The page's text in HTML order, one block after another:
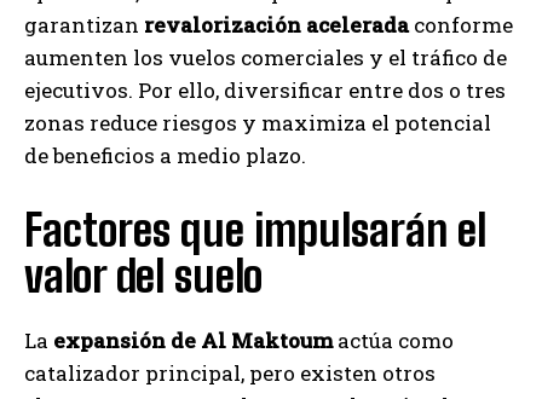
garantizan revalorización aceleradaconforme
aumenten los vuelos comerciales y el tráfico de
ejecutivos. Por ello, diversificar entre dos o tres
zonas reduce riesgos y maximiza el potencial
de beneficios a medio plazo.
Factores que impulsarán el
valor del suelo
La expansión de Al Maktoumactúa como
catalizador principal, pero existen otros